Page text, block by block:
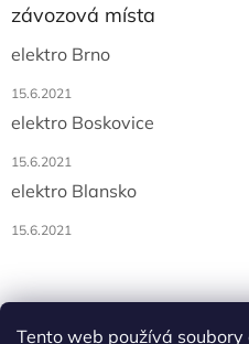
Tento web používá
závozová místa
elektro Brno
15.6.2021
elektro Boskovice
15.6.2021
elektro Blansko
15.6.2021